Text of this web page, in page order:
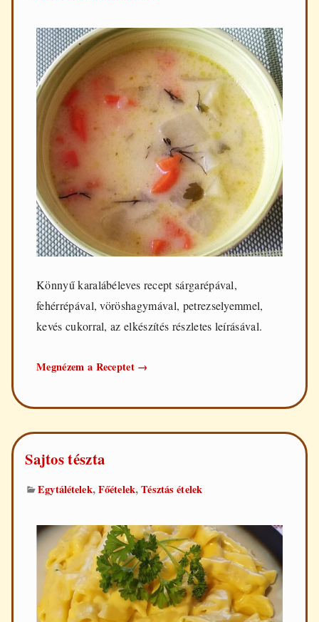
Könnyű karalábéleves recept sárgarépával,
fehérrépával, vöröshagymával, petrezselyemmel,
kevés cukorral, az elkészítés részletes leírásával.
Megnézem a Receptet Könnyű
→
Sajtos tészta
Egytálételek,Főételek,Tésztás ételek